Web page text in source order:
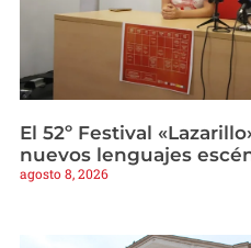
El 52º Festival
nuevos lenguajes
agosto 8, 2026